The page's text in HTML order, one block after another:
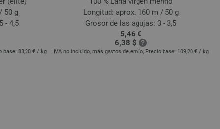
50 g
- 4,5
base: 83,20 € / kg
Longitud: aprox. 160 m / 50 g
Grosor de las agujas: 3 - 3,5
5,46 €
6,38 $
IVA no incluido, más gastos de envío, Precio base: 109,20 € / kg